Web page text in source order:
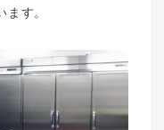
す。